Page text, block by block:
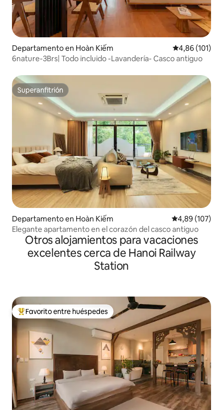
Departamento en Hoàn Kiếm Calificación
4,86 (101)
6nature-3Brs| Todo incluido -Lavandería- Casco antiguo
Superanfitrión
Superanfitrión
Departamento en Hoàn Kiếm Calificación
4,89 (107)
Elegante apartamento en el corazón del casco antiguo
Otros alojamientos para vacaciones
excelentes cerca de Hanoi Railway
Station
Favorito entre los huéspedes más destacados
Favorito entre huéspedes